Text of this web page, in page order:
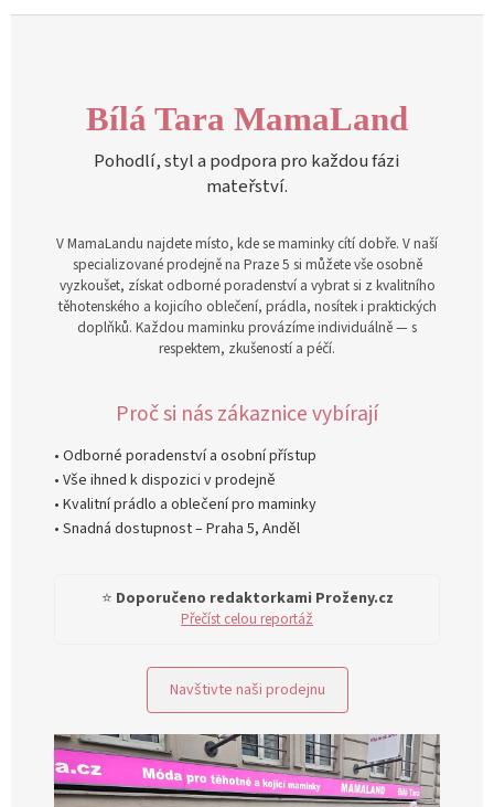
Bílá Tara MamaLand
Pohodlí, styl a podpora pro každou fázi
mateřství.
V MamaLandu najdete místo, kde se maminky cítí dobře. V naší
specializované prodejně na Praze 5 si můžete vše osobně
vyzkoušet, získat odborné poradenství a vybrat si z kvalitního
těhotenského a kojicího oblečení, prádla, nosítek i praktických
doplňků. Každou maminku provázíme individuálně — s
respektem, zkušeností a péčí.
Proč si nás zákaznice vybírají
• Odborné poradenství a osobní přístup
• Vše ihned k dispozici v prodejně
• Kvalitní prádlo a oblečení pro maminky
• Snadná dostupnost – Praha 5, Anděl
⭐ Doporučeno redaktorkami Proženy.cz
Přečíst celou reportáž
Navštivte naši prodejnu